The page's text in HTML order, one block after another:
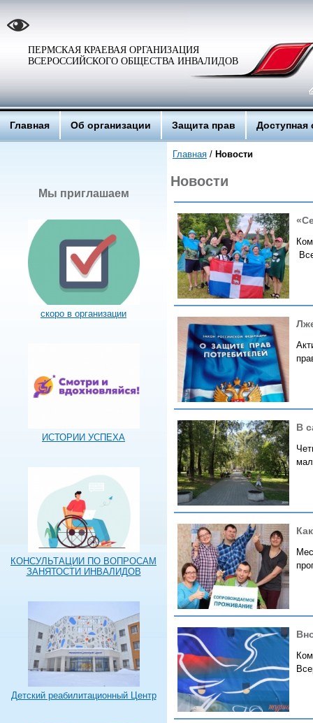
ПЕРМСКАЯ КРАЕВАЯ ОРГАНИЗАЦИЯ
ВСЕРОССИЙСКОГО ОБЩЕСТВА ИНВАЛИДОВ
Главная Об организации Защита прав Доступная
Мы приглашаем
скоро в организации
ИСТОРИИ УСПЕХА
КОНСУЛЬТАЦИИ ПО ВОПРОСАМ
ЗАНЯТОСТИ ИНВАЛИДОВ
Детский реабилитационный Центр
Главная / Новости
Новости
В